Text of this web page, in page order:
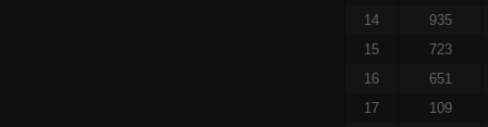
14
935
15
723
16
651
17
109